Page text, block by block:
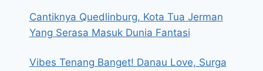
Cantiknya Quedlinburg, Kota Tua Jerman
Yang Serasa Masuk Dunia Fantasi
Vibes Tenang Banget! Danau Love, Surga